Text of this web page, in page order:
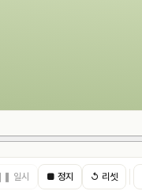
❚❚ 일시 ■ 정지 ↺ 리셋